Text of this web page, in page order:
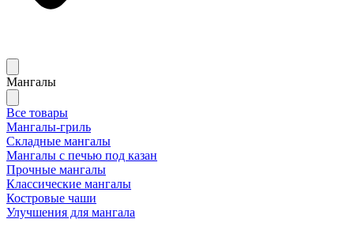
Мангалы
Все товары
Мангалы-гриль
Складные мангалы
Мангалы с печью под казан
Прочные мангалы
Классические мангалы
Костровые чаши
Улучшения для мангала